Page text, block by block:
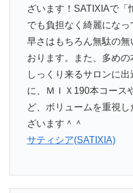
ざいます！SATIXIAで「
でも負担なく綺麗になっ
早さはもちろん無駄の
おります。また、多めの
しっくり来るサロンに
に、ＭＩＸ190本コース
ど、ボリュームを重視
ざいます＾＾
サティシア(SATIXIA)